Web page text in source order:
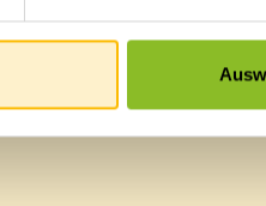
von Austria Climbing zu
und-hofherr-